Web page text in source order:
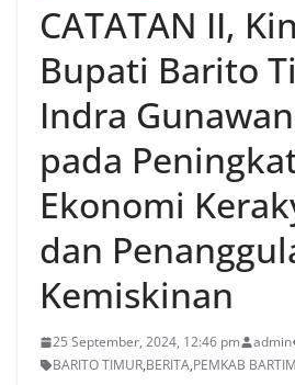
CATATAN II,
Bupati Barito
Indra
pada
Ekonomi
dan
Kemiskinan
25 September, 2024, 12:46 pm admin
BARITO TIMUR,BERITA,PEMKAB BARTIM